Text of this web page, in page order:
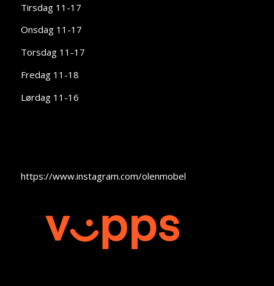
Tirsdag 11-17
Onsdag 11-17
Torsdag 11-17
Fredag 11-18
Lørdag 11-16
https://www.instagram.com/olenmobel